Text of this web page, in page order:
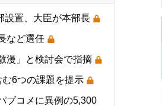
設置、大臣が本部長
など選任
漫」と検討会で指摘
6つの課題を提示
ブコメに異例の5,300